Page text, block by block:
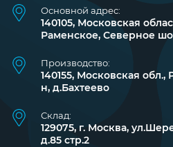
Основной адрес:
140105, Московская
Раменское, Северное
Производство:
140155, Московская
н, д.Бахтеево
Склад:
129075, г. Москва,
д.85 стр.2